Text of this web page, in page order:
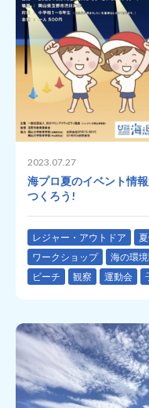
2023.07.27
海プロ夏のイベント情
つくろう!
レジャー・アウトドア
ワークショップ
海の環
ビーチ
観察 運動会